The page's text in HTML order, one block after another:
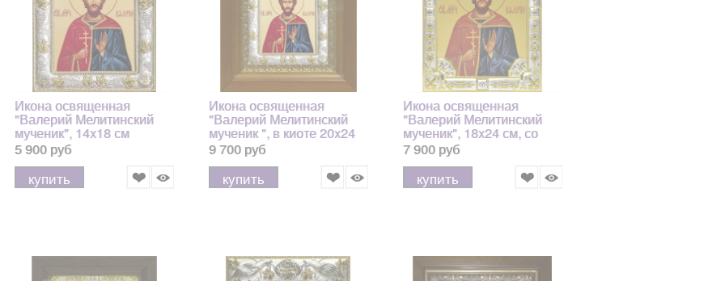
Икона освященная
"Валерий Мелитинский
мученик", 14x18 см
5 900 руб
купить
Икона освященная
"Валерий Мелитинский
мученик ", в киоте 20x24
см
9 700 руб
купить
Икона освященная
"Валерий Мелитинский
мученик", 18x24 см, со
стразами
7 900 руб
купить